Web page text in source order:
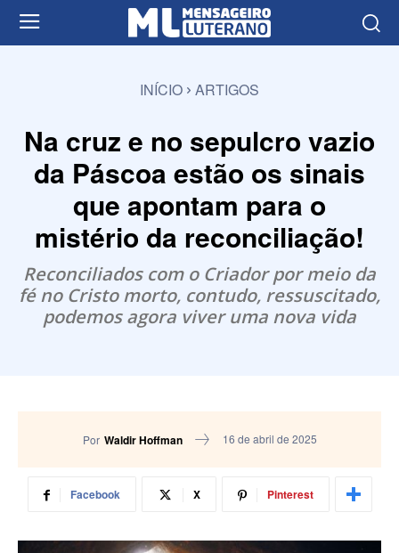
INÍCIO ARTIGOS
Na cruz e no sepulcro vazio
da Páscoa estão os sinais
que apontam para o
mistério da reconciliação!
Reconciliados com o Criador por meio da
fé no Cristo morto, contudo, ressuscitado,
podemos agora viver uma nova vida
Por Waldir Hoffman 16 de abril de 2025
Facebook X Pinterest